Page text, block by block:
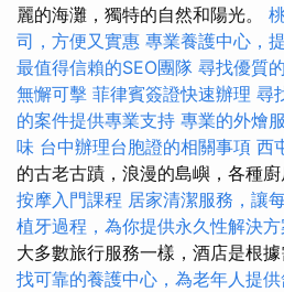
麗的海灘，獨特的自然和陽光。
司，方便又實惠 專業養護中心，
最值得信賴的SEO團隊 尋找優質
無懈可擊 菲律賓簽證快速辦理 尋
的案件提供專業支持 專業的外燴
味 台中辦理台胞證的相關事項 西
的古老古蹟，浪漫的島嶼，各種
按摩入門課程 居家清潔服務，讓
植牙過程，為你提供永久性解決方
大多數旅行服務一樣，酒店是根
找可靠的養護中心，為老年人提